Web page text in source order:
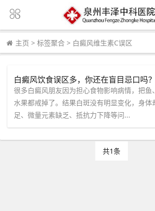
主页 > 标签聚合 > 白癜风维生素C误区
白癜风饮食误区多，你还在盲目忌口吗
泉州中科白癜风医院怎么说
很多白癜风朋友因为担心食物影响病情，把鱼
水果都戒掉了。结果白斑没有明显变化，身体
足、微量元素缺乏、抵抗力下降等问...
共1条